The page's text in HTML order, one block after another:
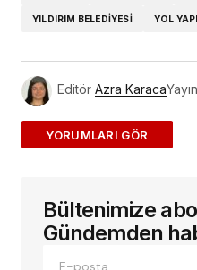
YILDIRIM BELEDIYESI YOL
Editör Azra Karaca
ADD A COMMENT
E-posta adresiniz
alanlar*ile
Bültenimize
Gündemden